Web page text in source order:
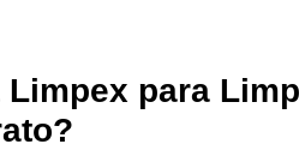
para